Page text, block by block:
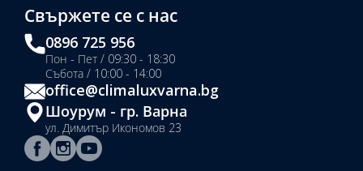
Свържете се с нас
0896 725 956
Пон - Пет / 09:30 - 18:30
Събота / 10:00 - 14:00
office@climaluxvarna.bg
Шоурум - гр. Варна
ул. Димитър Икономов 23